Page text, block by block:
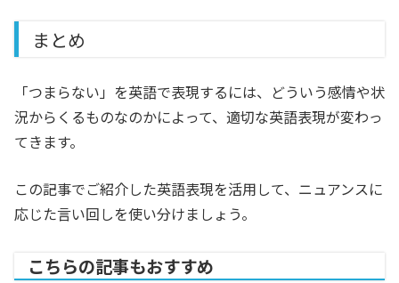
まとめ
「つまらない」を英語で表現するには、どういう感情や状
況からくるものなのかによって、適切な英語表現が変わっ
てきます。
この記事でご紹介した英語表現を活用して、ニュアンスに
応じた言い回しを使い分けましょう。
こちらの記事もおすすめ